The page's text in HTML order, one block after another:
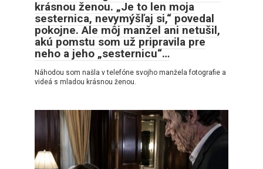
krásnou ženou. „Je to len moja
sesternica, nevymýšľaj si,“ povedal
pokojne. Ale môj manžel ani netušil,
akú pomstu som už pripravila pre
neho a jeho „sesternicu“…
Náhodou som našla v telefóne svojho manžela fotografie a
videá s mladou krásnou ženou.